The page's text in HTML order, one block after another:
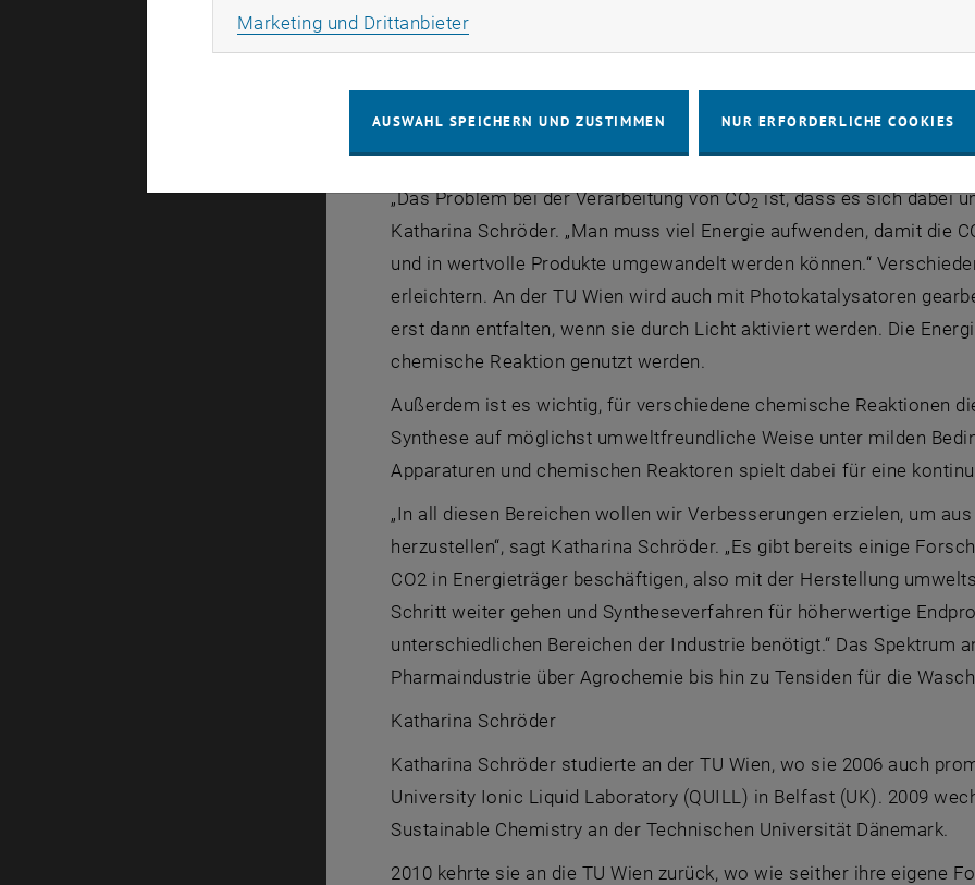
ausgezeichnet, einer der höchstdotierten und prestigeträchtigsten
Fördergeld wird Katharina Schröder nun bessere Katalysatoren
zu
Verwertung von CO2
„Das Problem bei der Verarbeitung von CO2ist, dass es sich dabei
Katharina Schröder. „Man muss viel Energie aufwenden, damit die
und in wertvolle Produkte umgewandelt werden können.“
erleichtern. An der TU Wien wird auch mit Photokatalysatoren
erst dann entfalten, wenn sie durch Licht aktiviert werden. Die
chemische Reaktion genutzt werden.
Außerdem ist es wichtig, für verschiedene chemische Reaktionen
Synthese auf möglichst umweltfreundliche Weise unter milden
Apparaturen und chemischen Reaktoren spielt dabei für eine
„In all diesen Bereichen wollen wir Verbesserungen erzielen, um aus
herzustellen“, sagt Katharina Schröder. „Es gibt bereits einige
CO2 in Energieträger beschäftigen, also mit der Herstellung
Schritt weiter gehen und Syntheseverfahren für höherwertige
unterschiedlichen Bereichen der Industrie benötigt.“ Das Spektrum
Pharmaindustrie über Agrochemie bis hin zu Tensiden für die
Katharina Schröder
Katharina Schröder studierte an der TU Wien, wo sie 2006 auch
University Ionic Liquid Laboratory (QUILL) in Belfast (UK). 2009
Sustainable Chemistry an der Technischen Universität Dänemark.
2010 kehrte sie an die TU Wien zurück, wo wie seither ihre eigene
Marketing und DrittanbieterMarketing Cookies zulassen
AUSWAHL SPEICHERN UND ZUSTIMMEN NUR ERFORDERLICHE COOKIES